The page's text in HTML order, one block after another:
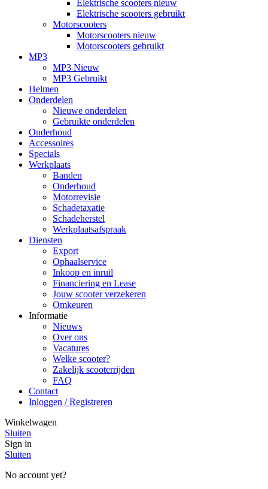
Elektrische scooters nieuw
Elektrische scooters gebruikt
Motorscooters
Motorscooters nieuw
Motorscooters gebruikt
MP3
MP3 Nieuw
MP3 Gebruikt
Helmen
Onderdelen
Nieuwe onderdelen
Gebruikte onderdelen
Onderhoud
Accessoires
Specials
Werkplaats
Banden
Onderhoud
Motorrevisie
Schadetaxatie
Schadeherstel
Werkplaatsafspraak
Diensten
Export
Ophaalservice
Inkoop en inruil
Financiering en Lease
Jouw scooter verzekeren
Omkeuren
Informatie
Nieuws
Over ons
Vacatures
Welke scooter?
Zakelijk scooterrijden
FAQ
Contact
Inloggen / Registreren
Winkelwagen
Sluiten
Sign in
Sluiten
No account yet?